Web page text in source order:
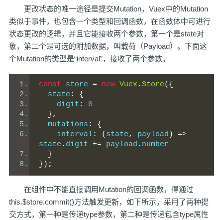
更改状态的唯一途径是提交Mutation，Vuex中的Mutation
类似于事件，也包含一个类型和回调函数，在函数体中可进行
状态更改的逻辑，并且它能接收两个参数，第一个是state对
象，第二个是可选的附加数据，叫载荷（Payload）。下面这
个Mutation的类型是“interval”，接收了两个参数。
const store = new Vuex .Store({
  state
:
{
    digit
:
0
},
  mutations
:
{
    interval
: ( state, payload )
=>
state . digit += payload . number
}
});
在组件中不能直接调用Mutation的回调函数，得通过
this.$store.commit()方法触发更新，如下所示，采用了两种提
交方式，第一种是传递type参数，第二种是传递包含type属性